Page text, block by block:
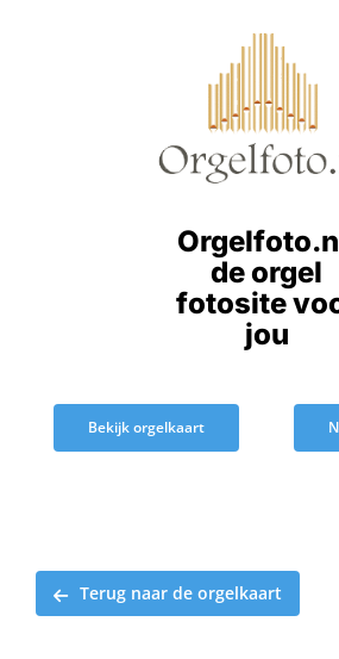
de orgel
fotosite
jou
Bekijk orgelkaart
Terug naar de orgelkaart